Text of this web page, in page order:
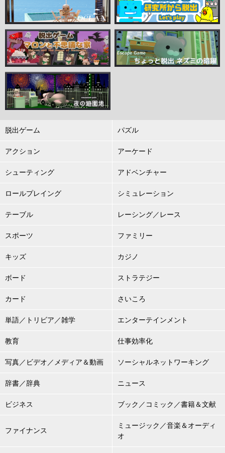
脱出ゲーム パズル
アクション アーケード
シューティング アドベンチャー
ロールプレイング シミュレーション
テーブル レーシング／レース
スポーツ ファミリー
キッズ カジノ
ボード ストラテジー
カード さいころ
単語／トリビア／雑学 エンターテインメント
教育 仕事効率化
写真／ビデオ／メディア＆動画 ソーシャルネットワーキング
辞書／辞典 ニュース
ビジネス ブック／コミック／書籍＆文献
ファイナンス
ミュージック／音楽＆オーディ
オ